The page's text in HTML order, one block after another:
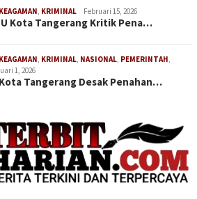
KEAGAMAN, KRIMINAL Februari 15, 2026
Kota Tangerang Kritik Pena…
KEAGAMAN, KRIMINAL, NASIONAL, PEMERINTAH,
1, 2026
Kota Tangerang Desak Penahan…